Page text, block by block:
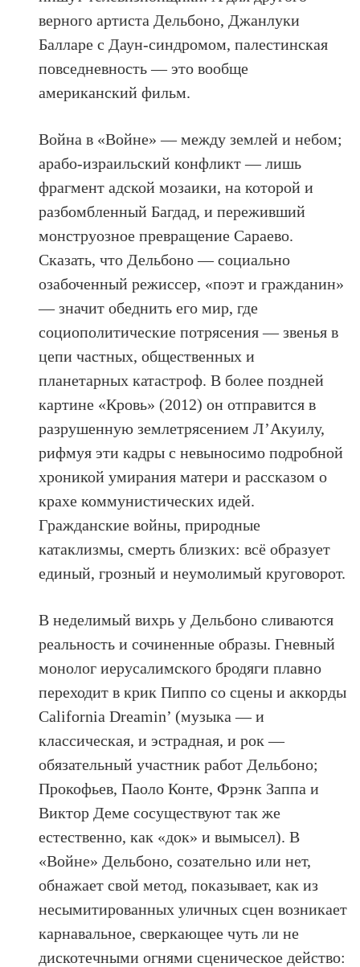
верного артиста Дельбоно, Джанлуки
Балларе с Даун-синдромом, палестинская
повседневность — это вообще
американский фильм.
Война в «Войне» — между землей и небом;
арабо-израильский конфликт — лишь
фрагмент адской мозаики, на которой и
разбомбленный Багдад, и переживший
монструозное превращение Сараево.
Сказать, что Дельбоно — социально
озабоченный режиссер, «поэт и гражданин»
— значит обеднить его мир, где
социополитические потрясения — звенья в
цепи частных, общественных и
планетарных катастроф. В более поздней
картине «Кровь» (2012) он отправится в
разрушенную землетрясением Л’Акуилу,
рифмуя эти кадры с невыносимо подробной
хроникой умирания матери и рассказом о
крахе коммунистических идей.
Гражданские войны, природные
катаклизмы, смерть близких: всё образует
единый, грозный и неумолимый круговорот.
В неделимый вихрь у Дельбоно сливаются
реальность и сочиненные образы. Гневный
монолог иерусалимского бродяги плавно
переходит в крик Пиппо со сцены и аккорды
California Dreamin’ (музыка — и
классическая, и эстрадная, и рок —
обязательный участник работ Дельбоно;
Прокофьев, Паоло Конте, Фрэнк Заппа и
Виктор Деме сосуществуют так же
естественно, как «док» и вымысел). В
«Войне» Дельбоно, созательно или нет,
обнажает свой метод, показывает, как из
несымитированных уличных сцен возникает
карнавальное, сверкающее чуть ли не
дискотечными огнями сценическое действо: